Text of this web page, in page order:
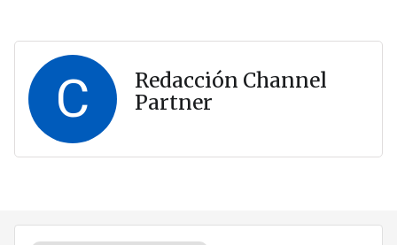
C
Redacción Channel
Partner